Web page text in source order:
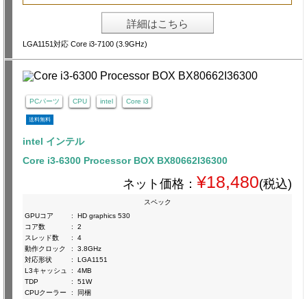
詳細はこちら
LGA1151対応 Core i3-7100 (3.9GHz)
PCパーツ CPU intel Core i3
送料無料
intel インテル
Core i3-6300 Processor BOX BX80662I36300
ネット価格： ¥18,480(税込)
スペック
GPUコア
:
HD graphics 530
コア数
:
2
スレッド数
:
4
動作クロック
:
3.8GHz
対応形状
:
LGA1151
L3キャッシュ
:
4MB
TDP
:
51W
CPUクーラー
:
同梱